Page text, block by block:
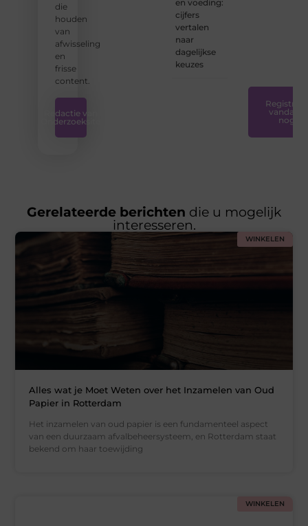
die
houden
van
afwisseling
en
frisse
content.
Redactie van
Onderzoeksite
en voeding:
cijfers
vertalen
naar
dagelijkse
keuzes
Registreer
vandaag
nog
Gerelateerde berichten die u mogelijk
interesseren.
WINKELEN
Alles wat je Moet Weten over het Inzamelen van Oud
Papier in Rotterdam
Het inzamelen van oud papier is een fundamenteel aspect
van een duurzaam afvalbeheersysteem, en Rotterdam staat
bekend om haar toewijding
WINKELEN